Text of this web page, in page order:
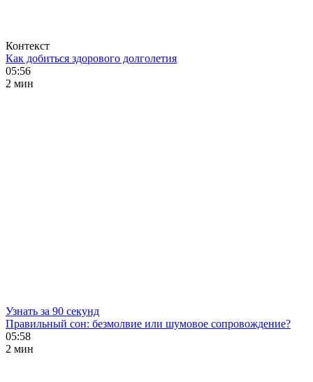
Контекст
Как добиться здорового долголетия
05:56
2 мин
Узнать за 90 секунд
Правильный сон: безмолвие или шумовое сопровождение?
05:58
2 мин